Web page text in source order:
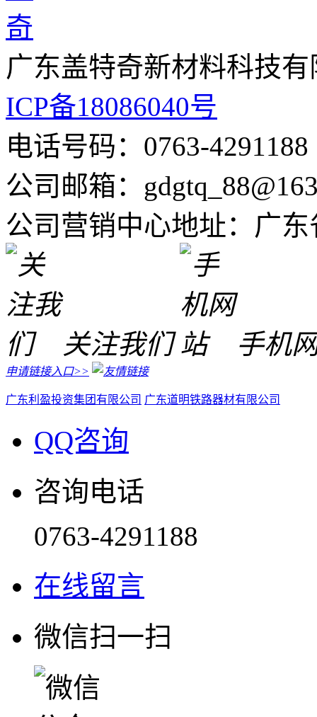
广东盖特奇新材料科技
ICP备18086040号
电话号码：0763-
公司邮箱：
公司营销中心地址：广
关注我们 手机
申请链接入口>>
广东利盈投资集团有限公司 广东道明铁路器材有限公司
QQ咨询
咨询电话
0763-4291188
在线留言
微信扫一扫